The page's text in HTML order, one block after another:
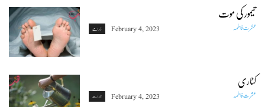
تیمور کی موت
ڈرامے عشرت فاطمہ February 4, 2023
کٹاری
ڈرامے عشرت فاطمہ February 4, 2023